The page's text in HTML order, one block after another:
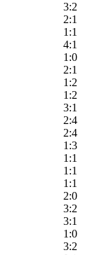
3:2
2:1
1:1
4:1
1:0
2:1
1:2
1:2
3:1
2:4
2:4
1:3
1:1
1:1
1:1
2:0
3:2
3:1
1:0
3:2